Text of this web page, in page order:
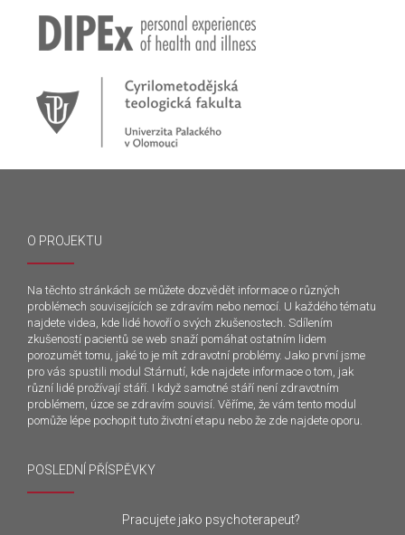
O PROJEKTU
Na těchto stránkách se můžete dozvědět informace o různých
problémech souvisejících se zdravím nebo nemocí. U každého tématu
najdete videa, kde lidé hovoří o svých zkušenostech. Sdílením
zkušeností pacientů se web snaží pomáhat ostatním lidem
porozumět tomu, jaké to je mít zdravotní problémy. Jako první jsme
pro vás spustili modul Stárnutí, kde najdete informace o tom, jak
různí lidé prožívají stáří. I když samotné stáří není zdravotním
problémem, úzce se zdravím souvisí. Věříme, že vám tento modul
pomůže lépe pochopit tuto životní etapu nebo že zde najdete oporu.
POSLEDNÍ PŘÍSPĚVKY
Pracujete jako psychoterapeut?